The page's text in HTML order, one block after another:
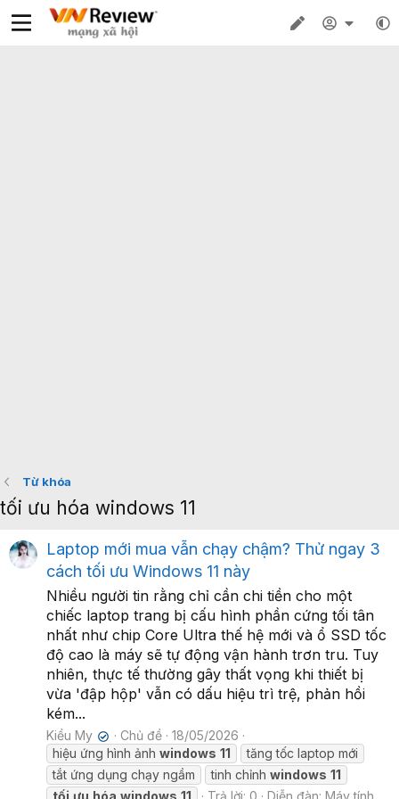
Từ khóa
tối ưu hóa windows 11
Laptop mới mua vẫn chạy chậm? Thử ngay 3
cách tối ưu Windows 11 này
Nhiều người tin rằng chỉ cần chi tiền cho một
chiếc laptop trang bị cấu hình phần cứng tối tân
nhất như chip Core Ultra thế hệ mới và ổ SSD tốc
độ cao là máy sẽ tự động vận hành trơn tru. Tuy
nhiên, thực tế thường gây thất vọng khi thiết bị
vừa 'đập hộp' vẫn có dấu hiệu trì trệ, phản hồi
kém...
Kiều My ✔ Chủ đề
18/05/2026
hiệu ứng hình ảnh windows 11
tăng tốc laptop mới
tắt ứng dụng chạy ngầm
tinh chỉnh windows 11